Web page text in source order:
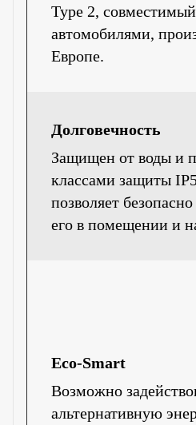
Type 2,
автомобилями,
Европе.
Долговечность
Защищен от воды и
классами защиты
позволяет
его в помещении и
Eco-Smart
Возможно
альтернативную